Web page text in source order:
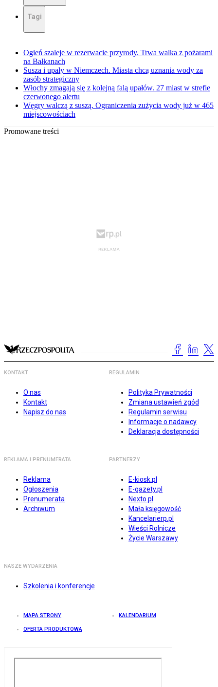
Tagi
Ogień szaleje w rezerwacie przyrody. Trwa walka z pożarami
na Bałkanach
Susza i upały w Niemczech. Miasta chcą uznania wody za
zasób strategiczny
Włochy zmagają się z kolejną falą upałów. 27 miast w strefie
czerwonego alertu
Węgry walczą z suszą. Ograniczenia zużycia wody już w 465
miejscowościach
Promowane treści
KONTAKT
O nas
Kontakt
Napisz do nas
REGULAMIN
Polityka Prywatności
Zmiana ustawień zgód
Regulamin serwisu
Informacje o nadawcy
Deklaracja dostępności
REKLAMA I PRENUMERATA
Reklama
Ogłoszenia
Prenumerata
Archiwum
PARTNERZY
E-kiosk.pl
E-gazety.pl
Nexto.pl
Mała księgowość
Kancelarierp.pl
Wieści Rolnicze
Życie Warszawy
NASZE WYDARZENIA
Szkolenia i konferencje
MAPA STRONY KALENDARIUM
OFERTA PRODUKTOWA